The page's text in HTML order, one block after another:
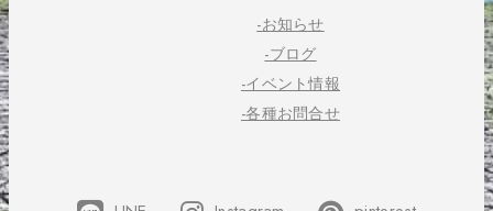
-お知らせ
-ブログ
-イベント情報
-各種お問合せ